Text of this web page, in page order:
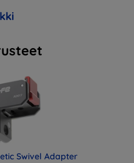
Swivel Adapter